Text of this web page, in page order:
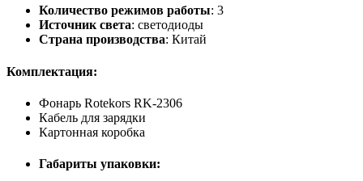
Количество режимов работы: 3
Источник света: светодиоды
Страна производства: Китай
Комплектация:
Фонарь Rotekors RK-2306
Кабель для зарядки
Картонная коробка
Габариты упаковки: